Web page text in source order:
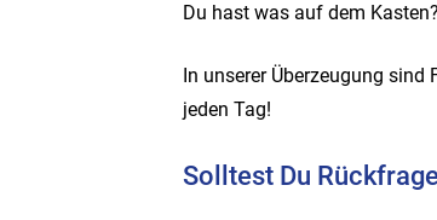
Du hast was auf dem
In unserer Überzeugung
jeden Tag!
Solltest Du